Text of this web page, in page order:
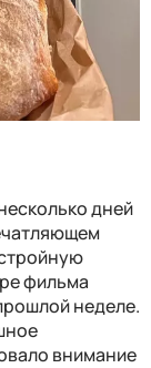
дней
фильма
неделе.
внимание